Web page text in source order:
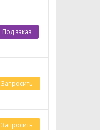
Под заказ
Запросить
Запросить